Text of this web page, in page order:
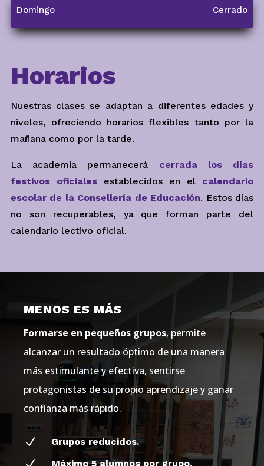
Domingo Cerrado
Horarios
Nuestras clases se adaptan a diferentes edades y
niveles, ofreciendo horarios flexibles tanto por la
mañana como por la tarde.
La academia permanecerá cerrada los días
festivos oficiales
establecidos en el calendario
escolar de la Consellería de Educación. Estos días
no son recuperables, ya que forman parte del
calendario lectivo oficial.
MENOS ES MÁS
Formarse en pequeños grupos, permite
alcanzar un resultado óptimo de una manera
más estimulante y efectiva, sentirse
protagonistas de su propio aprendizaje y ganar
confianza más rápido.
N Grupos reducidos.
Máximo 5 alumnos por grupo.